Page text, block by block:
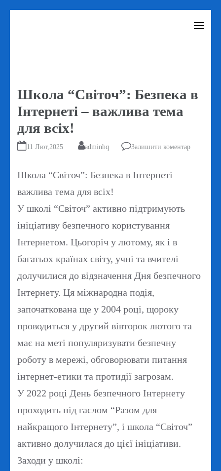
Школа “Світоч”: Безпека в
Інтернеті – важлива тема
для всіх!
11 Лют,2025 adminhq Залишити коментар
Школа “Світоч”: Безпека в Інтернеті –
важлива тема для всіх!
У школі “Світоч” активно підтримують
ініціативу безпечного користування
Інтернетом. Цьогоріч у лютому, як і в
багатьох країнах світу, учні та вчителі
долучилися до відзначення Дня безпечного
Інтернету. Ця міжнародна подія,
започаткована ще у 2004 році, щороку
проводиться у другий вівторок лютого та
має на меті популяризувати безпечну
роботу в мережі, обговорювати питання
інтернет-етики та протидії загрозам.
У 2022 році День безпечного Інтернету
проходить під гаслом “Разом для
найкращого Інтернету”, і школа “Світоч”
активно долучилася до цієї ініціативи.
Заходи у школі: